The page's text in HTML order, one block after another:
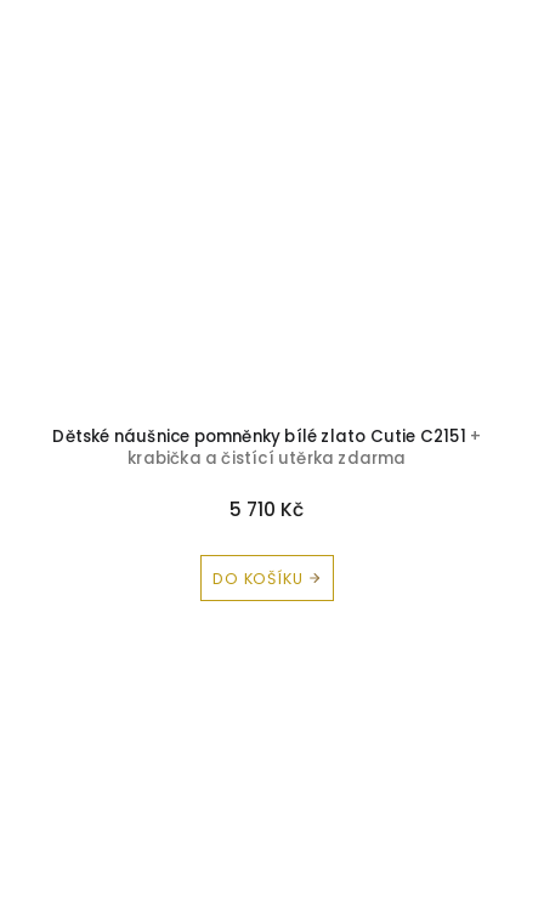
Dětské náušnice pomněnky bílé zlato Cutie C2151 +
krabička a čistící utěrka zdarma
5 710 Kč
DO KOŠÍKU